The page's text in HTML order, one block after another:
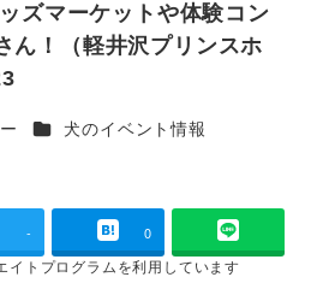
ズマーケットや体験コン
ん！（軽井沢プリンスホ
カテゴリー
犬のイベント情報
- 0
イトプログラムを利用しています